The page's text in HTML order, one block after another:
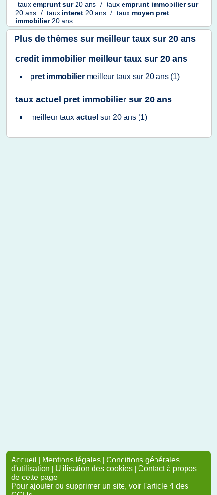
taux emprunt sur 20 ans / taux emprunt immobiliersur
20 ans / taux interet 20 ans / taux moyen pret
immobilier 20 ans
Plus de thèmes sur meilleur taux sur 20 ans
credit immobilier meilleur taux sur 20 ans
pret immobilier meilleur taux sur 20 ans (1)
taux actuel pret immobilier sur 20 ans
meilleur taux actuel sur 20 ans (1)
Accueil | Mentions légales | Conditions générales
d'utilisation | Utilisation des cookies | Contact à propos
de cette page
Pour ajouter ou supprimer un site, voir l'article 4 des